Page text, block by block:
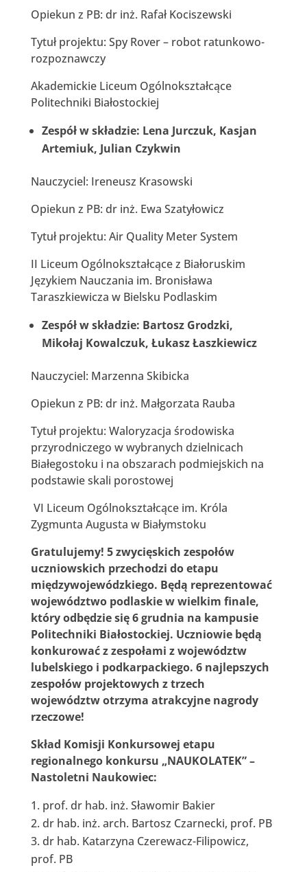
Opiekun z PB: dr inż. Rafał Kociszewski
Tytuł projektu: Spy Rover – robot ratunkowo-
rozpoznawczy
Akademickie Liceum Ogólnokształcące
Politechniki Białostockiej
Zespół w składzie: Lena Jurczuk, Kasjan
Artemiuk, Julian Czykwin
Nauczyciel: Ireneusz Krasowski
Opiekun z PB: dr inż. Ewa Szatyłowicz
Tytuł projektu: Air Quality Meter System
II Liceum Ogólnokształcące z Białoruskim
Językiem Nauczania im. Bronisława
Taraszkiewicza w Bielsku Podlaskim
Zespół w składzie: Bartosz Grodzki,
Mikołaj Kowalczuk, Łukasz Łaszkiewicz
Nauczyciel: Marzenna Skibicka
Opiekun z PB: dr inż. Małgorzata Rauba
Tytuł projektu: Waloryzacja środowiska
przyrodniczego w wybranych dzielnicach
Białegostoku i na obszarach podmiejskich na
podstawie skali porostowej
VI Liceum Ogólnokształcące im. Króla
Zygmunta Augusta w Białymstoku
Gratulujemy! 5 zwycięskich zespołów
uczniowskich przechodzi do etapu
międzywojewódzkiego. Będą reprezentować
województwo podlaskie w wielkim finale,
który odbędzie się 6 grudnia na kampusie
Politechniki Białostockiej. Uczniowie będą
konkurować z zespołami z województw
lubelskiego i podkarpackiego. 6 najlepszych
zespołów projektowych z trzech
województw otrzyma atrakcyjne nagrody
rzeczowe!
Skład Komisji Konkursowej etapu
regionalnego konkursu „NAUKOLATEK” –
Nastoletni Naukowiec:
prof. dr hab. inż. Sławomir Bakier
dr hab. inż. arch. Bartosz Czarnecki, prof. PB
dr hab. Katarzyna Czerewacz-Filipowicz,
prof. PB